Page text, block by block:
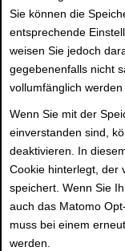
Sie können die
entsprechende
weisen Sie jedoch
gegebenenfalls nicht
vollumfänglich
Wenn Sie mit der
einverstanden sind,
deaktivieren. In
Cookie hinterlegt, der
speichert. Wenn Sie
auch das Matomo
muss bei einem
werden.